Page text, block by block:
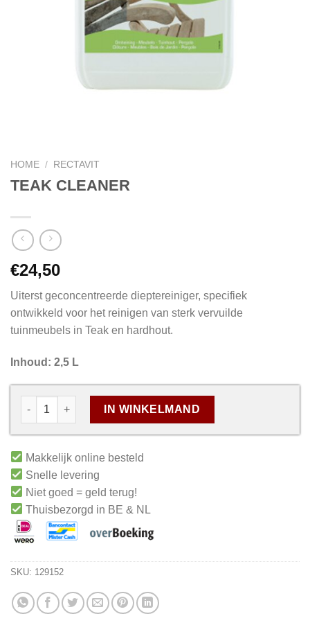
HOME / RECTAVIT
TEAK CLEANER
€24,50
Uiterst geconcentreerde dieptereiniger, specifiek
ontwikkeld voor het reinigen van sterk vervuilde
tuinmeubels in Teak en hardhout.
Inhoud: 2,5 L
IN WINKELMAND
Makkelijk online besteld
Snelle levering
Niet goed = geld terug!
Thuisbezorgd in BE & NL
SKU: 129152